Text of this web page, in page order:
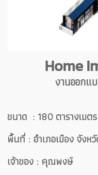
Home
งานออกแ
ขนาด : 180 ตารางเมตร
พื้นที่ : อำเภอเมือง จังหวั
เจ้าของ : คุณพงษ์